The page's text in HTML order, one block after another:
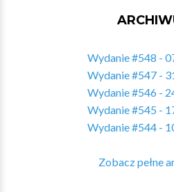
Wydanie #548 -
Wydanie #547 -
Wydanie #546 -
Wydanie #545 -
Wydanie #544 -
Zobacz pełne